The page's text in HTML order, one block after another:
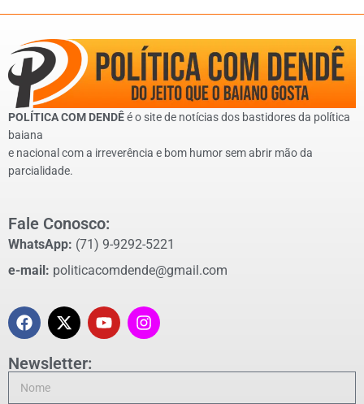
POLÍTICA COM DENDÊé o site de notícias dos bastidores da política
baiana
e nacional com a irreverência e bom humor sem abrir mão da
parcialidade.
Fale Conosco:
WhatsApp: (71) 9-9292-5221
e-mail: politicacomdende@gmail.com
Newsletter: